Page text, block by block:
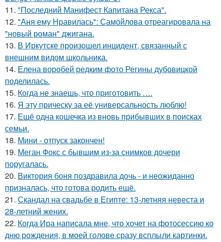
11. "Последний Манифест Капитана Рекса".
12. "Аня ему Нравилась": Самойлова отреагировала на
"новый роман" джигана.
13. В Иркутске произошел инцидент, связанный с
внешним видом школьника.
14. Елена воробей редким фото Регины дубовицкой
поделилась.
15. Когда не знаешь, что приготовить ….
16. Я эту прическу за её универсальность люблю!
17. Ещё одна кошечка из вновь прибывших в поисках
семьи.
18. Мини - отпуск закончен!
19. Меган Фокс с бывшим из-за снимков дочери
поругалась.
20. Виктория боня поздравила дочь - и неожиданно
призналась, что готова родить ещё.
21. Скандал на свадьбе в Египте: 13-летняя невеста и
28-летний жених.
22. Когда Ира написала мне, что хочет на фотосессию ко
дню рождения, в моей голове сразу всплыли картинки.